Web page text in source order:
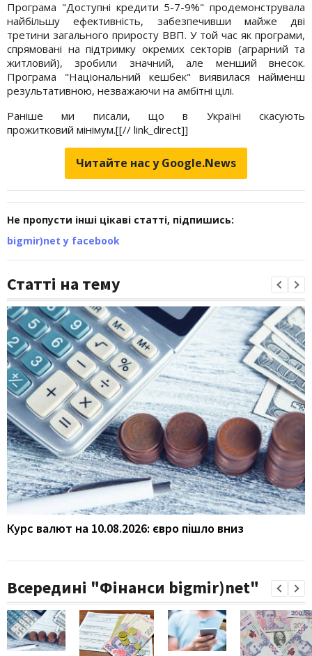
Програма "Доступні кредити 5-7-9%" продемонструвала
найбільшу ефективність, забезпечивши майже дві
третини загального приросту ВВП. У той час як програми,
спрямовані на підтримку окремих секторів (аграрний та
житловий), зробили значний, але менший внесок.
Програма "Національний кешбек" виявилася найменш
результативною, незважаючи на амбітні цілі.
Раніше ми писали, що в Україні скасують
прожитковий мінімум.[[// link_direct]]
Читайте нас у Google.News
Не пропусти інші цікаві статті, підпишись:
bigmir)net у facebook
Статті на тему
Курс валют на 10.08.2026: євро пішло вниз
Всередині "Фінанси bigmir)net"